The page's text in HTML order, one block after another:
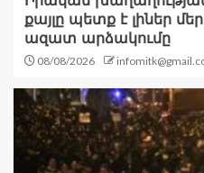
քայլը պետք է լիներ
ազատ արձակումը
08/08/2026